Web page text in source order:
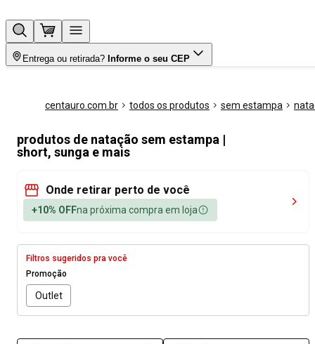
Entrega ou retirada? Informe o seu CEP
centauro.com.br todos os produtos sem estampa
produtos de natação sem estampa |
short, sunga e mais
Onde retirar perto de você
+10% OFFna próxima compra em loja
Filtros sugeridos pra você
Promoção
Outlet